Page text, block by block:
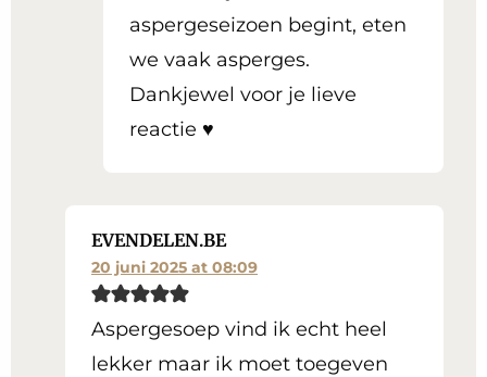
aspergeseizoen begint, eten
we vaak asperges.
Dankjewel voor je lieve
reactie ♥
EVENDELEN.BE
20 juni 2025 at 08:09
Aspergesoep vind ik echt heel
lekker maar ik moet toegeven